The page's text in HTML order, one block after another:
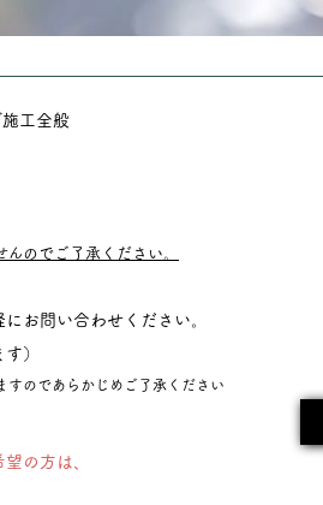
工全般
んのでご了承ください。
お問い合わせください。
）
のであらかじめご了承ください
の方は、